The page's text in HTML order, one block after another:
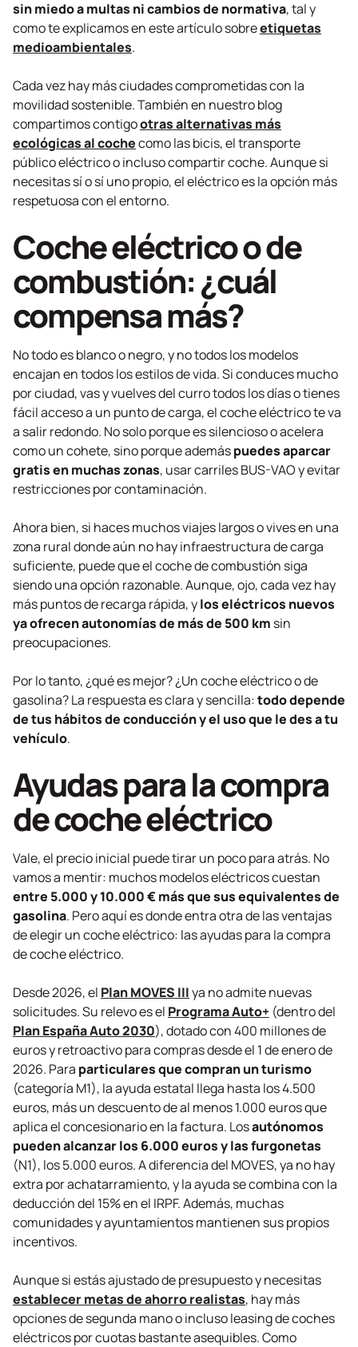
sin miedo a multas ni cambios de normativa, tal y
como te explicamos en este artículo sobreetiquetas
medioambientales.
Cada vez hay más ciudades comprometidas con la
movilidad sostenible. También en nuestro blog
compartimos contigootras alternativas más
ecológicas al cochecomo las bicis, el transporte
público eléctrico o incluso compartir coche. Aunque si
necesitas sí o sí uno propio, el eléctrico es la opción más
respetuosa con el entorno.
Coche eléctrico o de
combustión: ¿cuál
compensa más?
No todo es blanco o negro, y no todos los modelos
encajan en todos los estilos de vida. Si conduces mucho
por ciudad, vas y vuelves del curro todos los días o tienes
fácil acceso a un punto de carga, el coche eléctrico te va
a salir redondo. No solo porque es silencioso o acelera
como un cohete, sino porque ademáspuedes aparcar
gratis en muchas zonas, usar carriles BUS-VAO y evitar
restricciones por contaminación.
Ahora bien, si haces muchos viajes largos o vives en una
zona rural donde aún no hay infraestructura de carga
suficiente, puede que el coche de combustión siga
siendo una opción razonable. Aunque, ojo, cada vez hay
más puntos de recarga rápida, ylos eléctricos nuevos
ya ofrecen autonomías de más de 500 km sin
preocupaciones.
Por lo tanto, ¿qué es mejor? ¿Un coche eléctrico o de
gasolina? La respuesta es clara y sencilla:todo depende
de tus hábitos de conducción y el uso que le des a tu
vehículo.
Ayudas para la compra
de coche eléctrico
Vale, el precio inicial puede tirar un poco para atrás. No
vamos a mentir: muchos modelos eléctricos cuestan
entre 5.000 y 10.000 € más que sus equivalentes de
gasolina. Pero aquí es donde entra otra de las ventajas
de elegir un coche eléctrico: las ayudas para la compra
de coche eléctrico.
Desde 2026, el Plan MOVES IIIya no admite nuevas
solicitudes. Su relevo es el Programa Auto+ (dentro del
Plan España Auto 2030), dotado con 400 millones de
euros y retroactivo para compras desde el 1 de enero de
2026. Para particulares que compran un turismo
(categoría M1), la ayuda estatal llega hasta los 4.500
euros, más un descuento de al menos 1.000 euros que
aplica el concesionario en la factura. Losautónomos
pueden alcanzar los 6.000 euros y las furgonetas
(N1), los 5.000 euros. A diferencia del MOVES, ya no hay
extra por achatarramiento, y la ayuda se combina con la
deducción del 15% en el IRPF. Además, muchas
comunidades y ayuntamientos mantienen sus propios
incentivos.
Aunque si estás ajustado de presupuesto y necesitas
establecer metas de ahorro realistas, hay más
opciones de segunda mano o inclusoleasingde coches
eléctricos por cuotas bastante asequibles. Como